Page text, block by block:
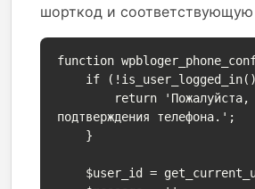
шорткод и соответствующую
function
подтверждения телефона.';